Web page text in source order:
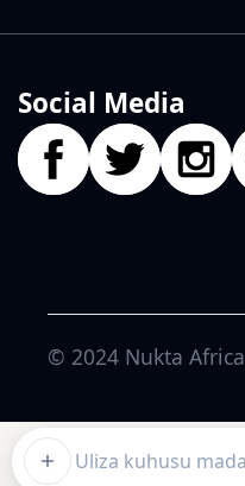
Ask about this article
Social Media
© 2024 Nukta Africa